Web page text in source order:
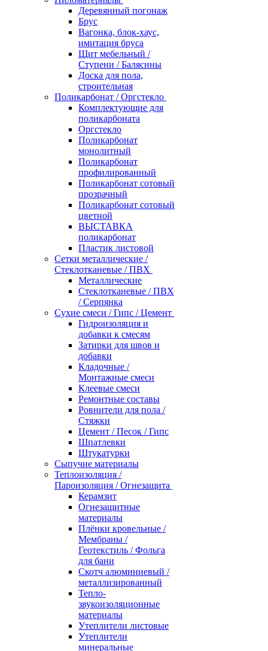
Деревянный погонаж
Брус
Вагонка, блок-хаус,
имитация бруса
Щит мебельный /
Ступени / Балясины
Доска для пола,
строительная
Поликарбонат / Оргстекло
Комплектующие для
поликарбоната
Оргстекло
Поликарбонат
монолитный
Поликарбонат
профилированный
Поликарбонат сотовый
прозрачный
Поликарбонат сотовый
цветной
ВЫСТАВКА
поликарбонат
Пластик листовой
Сетки металлические /
Стеклотканевые / ПВХ
Металлические
Стеклотканевые / ПВХ
/ Серпянка
Сухие смеси / Гипс / Цемент
Гидроизоляция и
добавки к смесям
Затирки для швов и
добавки
Кладочные /
Монтажные смеси
Клеевые смеси
Ремонтные составы
Ровнители для пола /
Стяжки
Цемент / Песок / Гипс
Шпатлевки
Штукатурки
Сыпучие материалы
Теплоизоляция /
Пароизоляция / Огнезащита
Керамзит
Огнезащитные
материалы
Плёнки кровельные /
Мембраны /
Геотекстиль / Фольга
для бани
Скотч алюминиевый /
металлизированный
Тепло-
звукоизоляционные
материалы
Утеплители листовые
Утеплители
минеральные